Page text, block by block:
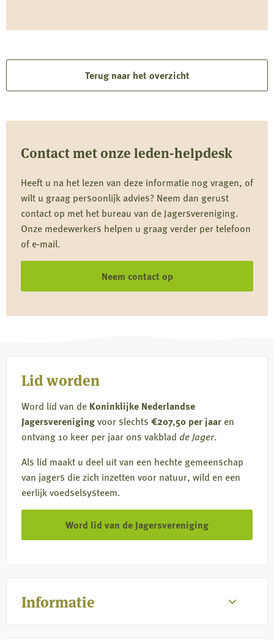
Contact met onze leden-helpdesk
Heeft u na het lezen van deze informatie nog vragen, of
wilt u graag persoonlijk advies? Neem dan gerust
contact op met het bureau van de Jagersvereniging.
Onze medewerkers helpen u graag verder per telefoon
of e-mail.
Neem contact op
Terug naar het overzicht
Informatie
Lid worden
Word lid van de Koninklijke Nederlandse
Jagersverenigingvoor slechts €207,50 per jaar en
ontvang 10 keer per jaar ons vakblad de Jager.
Als lid maakt u deel uit van een hechte gemeenschap
van jagers die zich inzetten voor natuur, wild en een
eerlijk voedselsysteem.
Word lid van de Jagersvereniging